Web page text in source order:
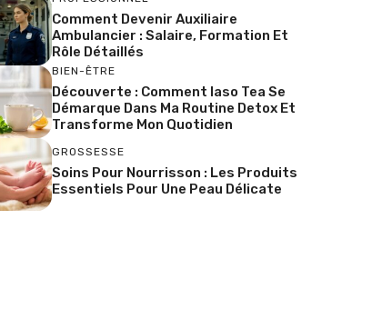
Comment Devenir Auxiliaire
Ambulancier : Salaire, Formation Et
Rôle Détaillés
BIEN-ÊTRE
Découverte : Comment Iaso Tea Se
Démarque Dans Ma Routine Detox Et
Transforme Mon Quotidien
GROSSESSE
Soins Pour Nourrisson : Les Produits
Essentiels Pour Une Peau Délicate